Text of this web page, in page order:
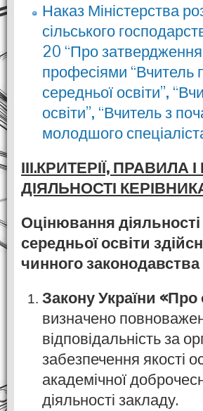
Наказ Міністерства
сільського
20 “Про
професіями “Вчитель
середньої освіти”,
освіти”, “Вчитель з
молодшого
ІІІ.КРИТЕРІЇ,
ДІЯЛЬНОСТІ
Оцінювання діяльності
середньої освіти
чинного законодавства
Закону України «Про
визначено
відповідальність за
забезпечення якості
академічної
діяльності закладу.